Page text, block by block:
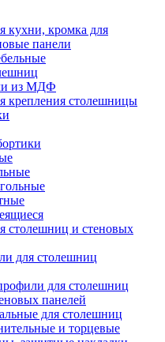
кухни, кромка для
панели
из МДФ
крепления столешницы
столешниц и стеновых
для столешниц
для столешниц
панелей
для столешниц
и торцевые